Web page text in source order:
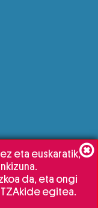
eta euskaratik,
da, eta ongi
egitea.